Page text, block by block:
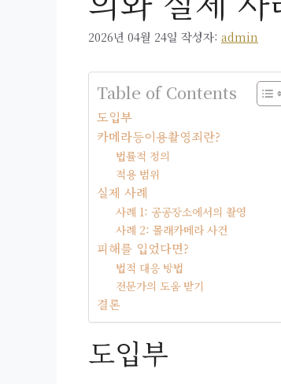
2026년 04월 24일 작성자: admin
Table of Contents
도입부
카메라등이용촬영죄란?
법률적 정의
적용 범위
실제 사례
사례 1: 공공장소에서의 촬영
사례 2: 몰래카메라 사건
피해를 입었다면?
법적 대응 방법
전문가의 도움 받기
결론
도입부